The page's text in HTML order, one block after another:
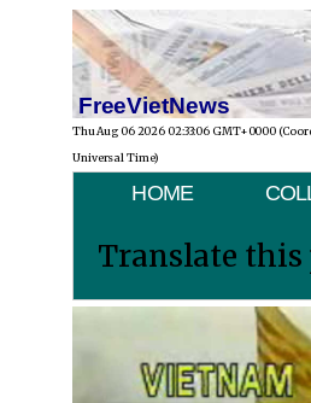
FreeVietNews
Thu Aug 06 2026 02:33:06 GMT+0000
Universal Time)
HOME
Translate this